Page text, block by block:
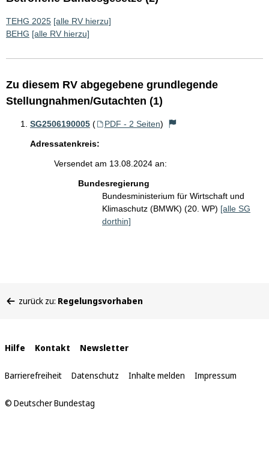
TEHG 2025 [alle RV hierzu]
BEHG [alle RV hierzu]
Zu diesem RV abgegebene grundlegende
Stellungnahmen/Gutachten (1)
SG2506190005 ( PDF - 2 Seiten)
Adressatenkreis:
Versendet am 13.08.2024 an:
Bundesregierung
Bundesministerium für Wirtschaft und
Klimaschutz (BMWK) (20. WP) [alle SG
dorthin]
befinden
zurück zu: Regelungsvorhaben
Interne
Links
Hilfe Kontakt Newsletter
Barrierefreiheit Datenschutz Inhalte melden Impressum
© Deutscher Bundestag